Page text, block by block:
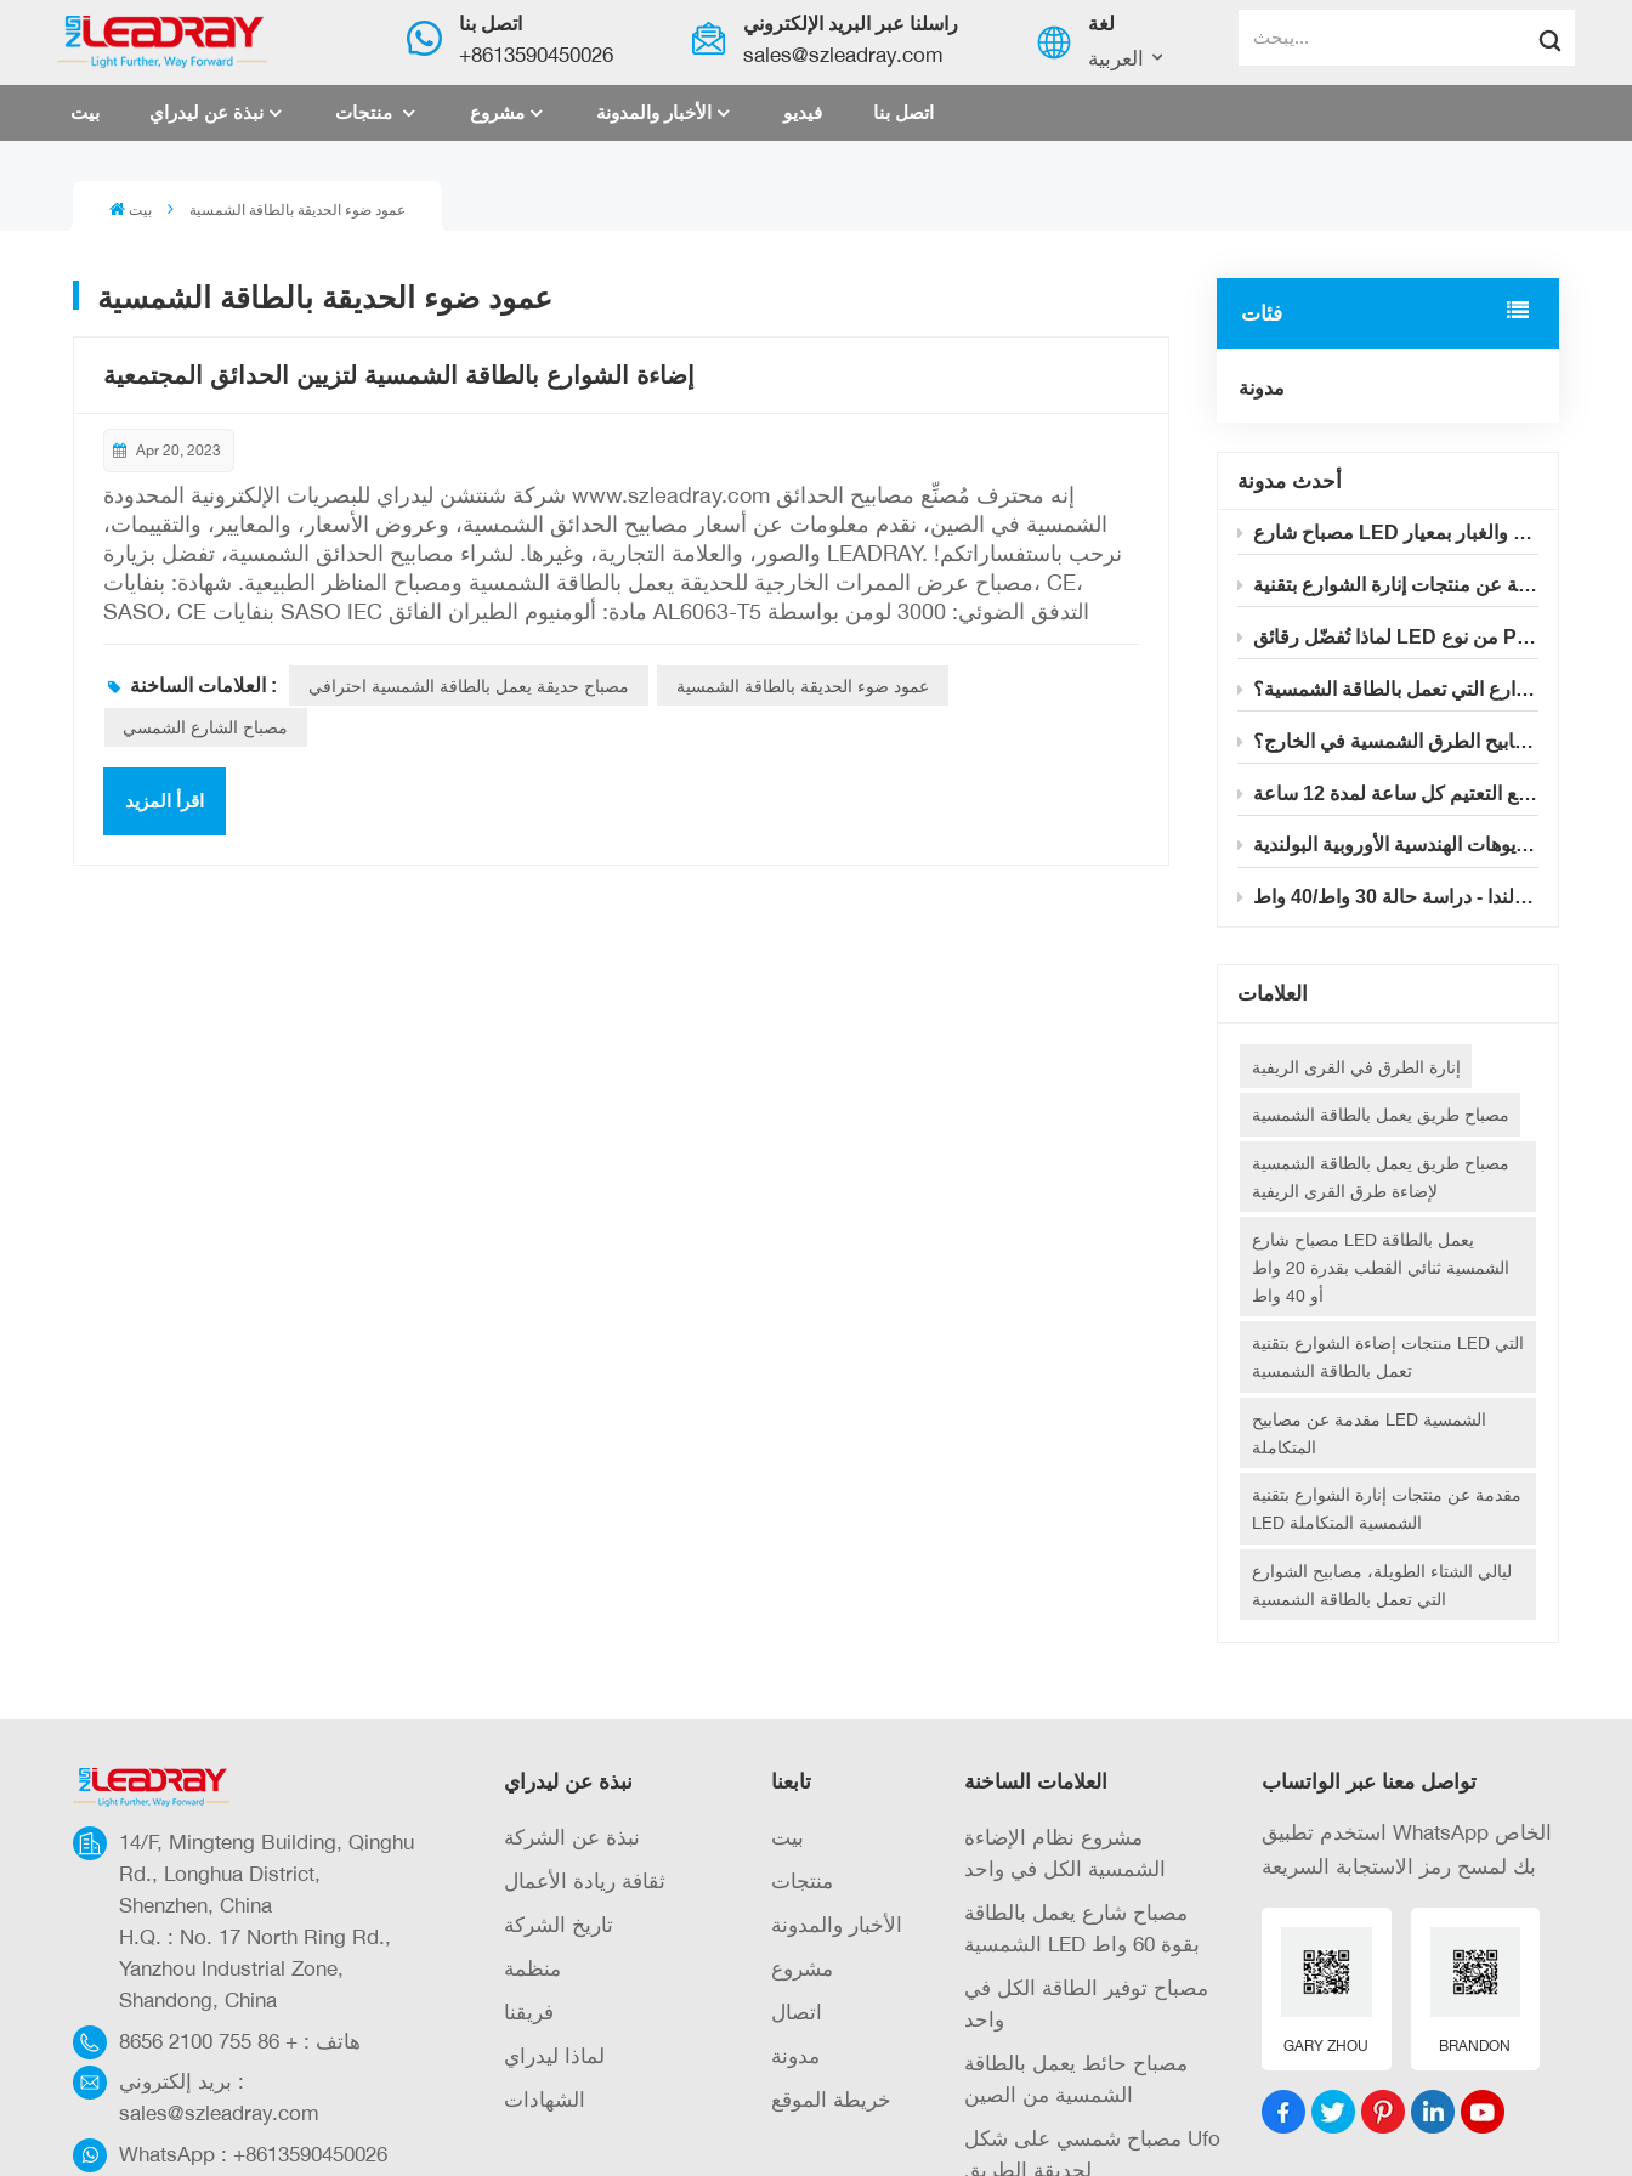
اتصل بنا
+8613590450026
راسلنا عبر البريد الإلكتروني
sales@szleadray.com
لغة
العربية
بيت نبذة عن ليدراي مشروع الأخبار والمدونة فيديو اتصل بنا
بيت عمود ضوء الحديقة بالطاقة الشمسية
فئات
مدونة
أحدث مدونة
هل نختار التحكم في الإضاءة النقية أم وضع البرنامج الزمني لأعمدة إنارة الشوارع التي تعمل بالطاقة الشمسية؟
التحكم الزمني مقابل التحكم الضوئي: أي وضع ذكي يعمل بشكل أفضل مع مصابيح الطرق الشمسية في الخارج؟
كيفية إطالة عمر خدمة مصابيح الشوارع الشمسية بشكل ملحوظ في وضع التعتيم كل ساعة لمدة 12 ساعة
مشروع مصابيح الشوارع الشمسية المتكاملة من ليدراي في بولندا - دراسة حالة 30 واط/40 واط
العلامات
إنارة الطرق في القرى الريفية
مصباح طريق يعمل بالطاقة الشمسية
مصباح طريق يعمل بالطاقة الشمسية
لإضاءة طرق القرى الريفية
مصباح شارع LED يعمل بالطاقة
الشمسية ثنائي القطب بقدرة 20 واط
أو 40 واط
منتجات إضاءة الشوارع بتقنية LED التي
تعمل بالطاقة الشمسية
مقدمة عن مصابيح LED الشمسية
المتكاملة
مقدمة عن منتجات إنارة الشوارع بتقنية
LED الشمسية المتكاملة
ليالي الشتاء الطويلة، مصابيح الشوارع
التي تعمل بالطاقة الشمسية
عمود ضوء الحديقة بالطاقة الشمسية
إضاءة الشوارع بالطاقة الشمسية لتزيين الحدائق المجتمعية
Apr 20, 2023
شركة شنتشن ليدراي للبصريات الإلكترونية المحدودة www.szleadray.com إنه محترف مُصنِّع مصابيح الحدائق
الشمسية في الصين، نقدم معلومات عن أسعار مصابيح الحدائق الشمسية، وعروض الأسعار، والمعايير، والتقييمات،
والصور، والعلامة التجارية، وغيرها. لشراء مصابيح الحدائق الشمسية، تفضل بزيارة LEADRAY. نرحب باستفساراتكم!
مصباح عرض الممرات الخارجية للحديقة يعمل بالطاقة الشمسية ومصباح المناظر الطبيعية. شهادة: بنفايات، CE،
SASO، CE بنفايات SASO IEC مادة: ألومنيوم الطيران الفائق AL6063-T5 التدفق الضوئي: 3000 لومن بواسطة
العلامات الساخنة : مصباح حديقة يعمل بالطاقة الشمسية احترافي عمود ضوء الحديقة بالطاقة الشمسية
مصباح الشارع الشمسي
اقرأ المزيد
14/F, Mingteng Building, Qinghu
Rd., Longhua District,
Shenzhen, China
H.Q. : No. 17 North Ring Rd.,
Yanzhou Industrial Zone,
Shandong, China
هاتف : + 86 755 2100 8656
بريد إلكتروني :
sales@szleadray.com
WhatsApp : +8613590450026
نبذة عن ليدراي
نبذة عن الشركة
ثقافة ريادة الأعمال
تاريخ الشركة
منظمة
فريقنا
لماذا ليدراي
الشهادات
تابعنا
بيت
منتجات
الأخبار والمدونة
مشروع
اتصال
مدونة
خريطة الموقع
العلامات الساخنة
مشروع نظام الإضاءة
الشمسية الكل في واحد
مصباح شارع يعمل بالطاقة
الشمسية LED بقوة 60 واط
مصباح توفير الطاقة الكل في
واحد
مصباح حائط يعمل بالطاقة
الشمسية من الصين
مصباح شمسي على شكل Ufo
لحديقة الطريق
تواصل معنا عبر الواتساب
استخدم تطبيق WhatsApp الخاص
بك لمسح رمز الاستجابة السريعة
GARY ZHOU BRANDON